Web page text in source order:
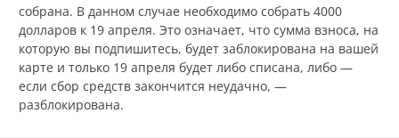
собрана. В данном случае необходимо собрать 4000
долларов к 19 апреля. Это означает, что сумма взноса, на
которую вы подпишитесь, будет заблокирована на вашей
карте и только 19 апреля будет либо списана, либо —
если сбор средств закончится неудачно, —
разблокирована.